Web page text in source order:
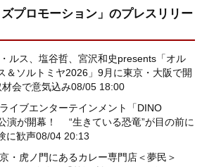
プロモーション」 のプレスリリー
ルス、塩谷哲、宮沢和史presents「オル
＆ソルトミヤ2026」9月に東京・大阪で開
会で意気込み08/05 18:00
イブエンターテインメント「DINO
演が開幕！ “生きている恐竜”が目の前に
に歓声08/04 20:13
・虎ノ門にあるカレー専門店＜夢民＞